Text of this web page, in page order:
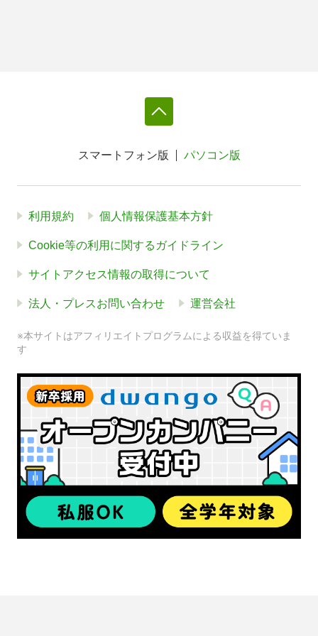
スマートフォン版 パソコン版
利用規約 個人情報保護基本方針
Cookie等の利用に関するガイドライン
サイトアクセス情報の取得について
法人・プレスお問い合わせ 運営会社
※本サイトはアフィリエイトプログラムによる収益を得ていま
す